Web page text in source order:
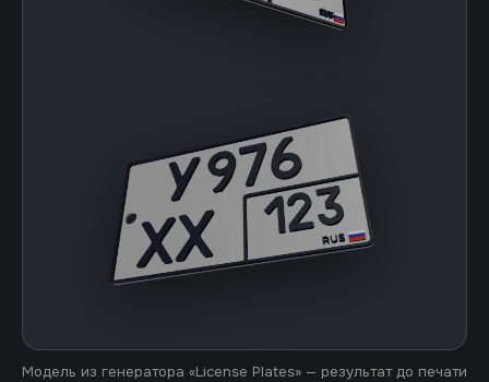
Модель из генератора «License Plates» — результат до печати